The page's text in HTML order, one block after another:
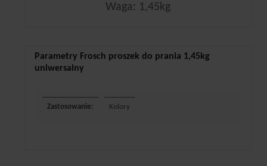
Waga: 1,45kg
Parametry Frosch proszek do prania 1,45kg
uniwersalny
Zastosowanie: Kolory